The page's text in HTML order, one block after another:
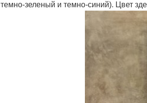
темно-зеленый и темно-синий). Цвет